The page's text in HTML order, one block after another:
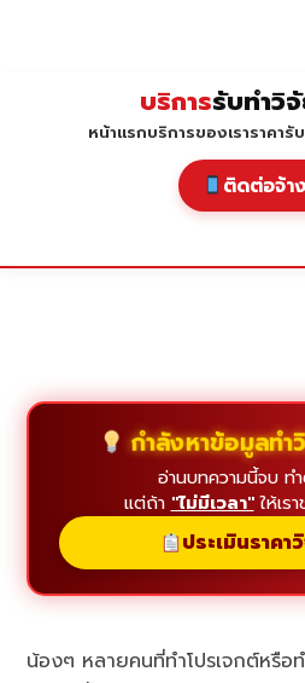
บริการรับทำวิ
หน้าแรกบริการของเราราคารั
ติดต่อจ้า
กำลังหาข้อมูลทำ
อ่านบทความนี้จบ ท
แต่ถ้า "ไม่มีเวลา"ให้เร
ประเมินราค
น้องๆ หลายคนที่ทำโปรเจกต์หรือ